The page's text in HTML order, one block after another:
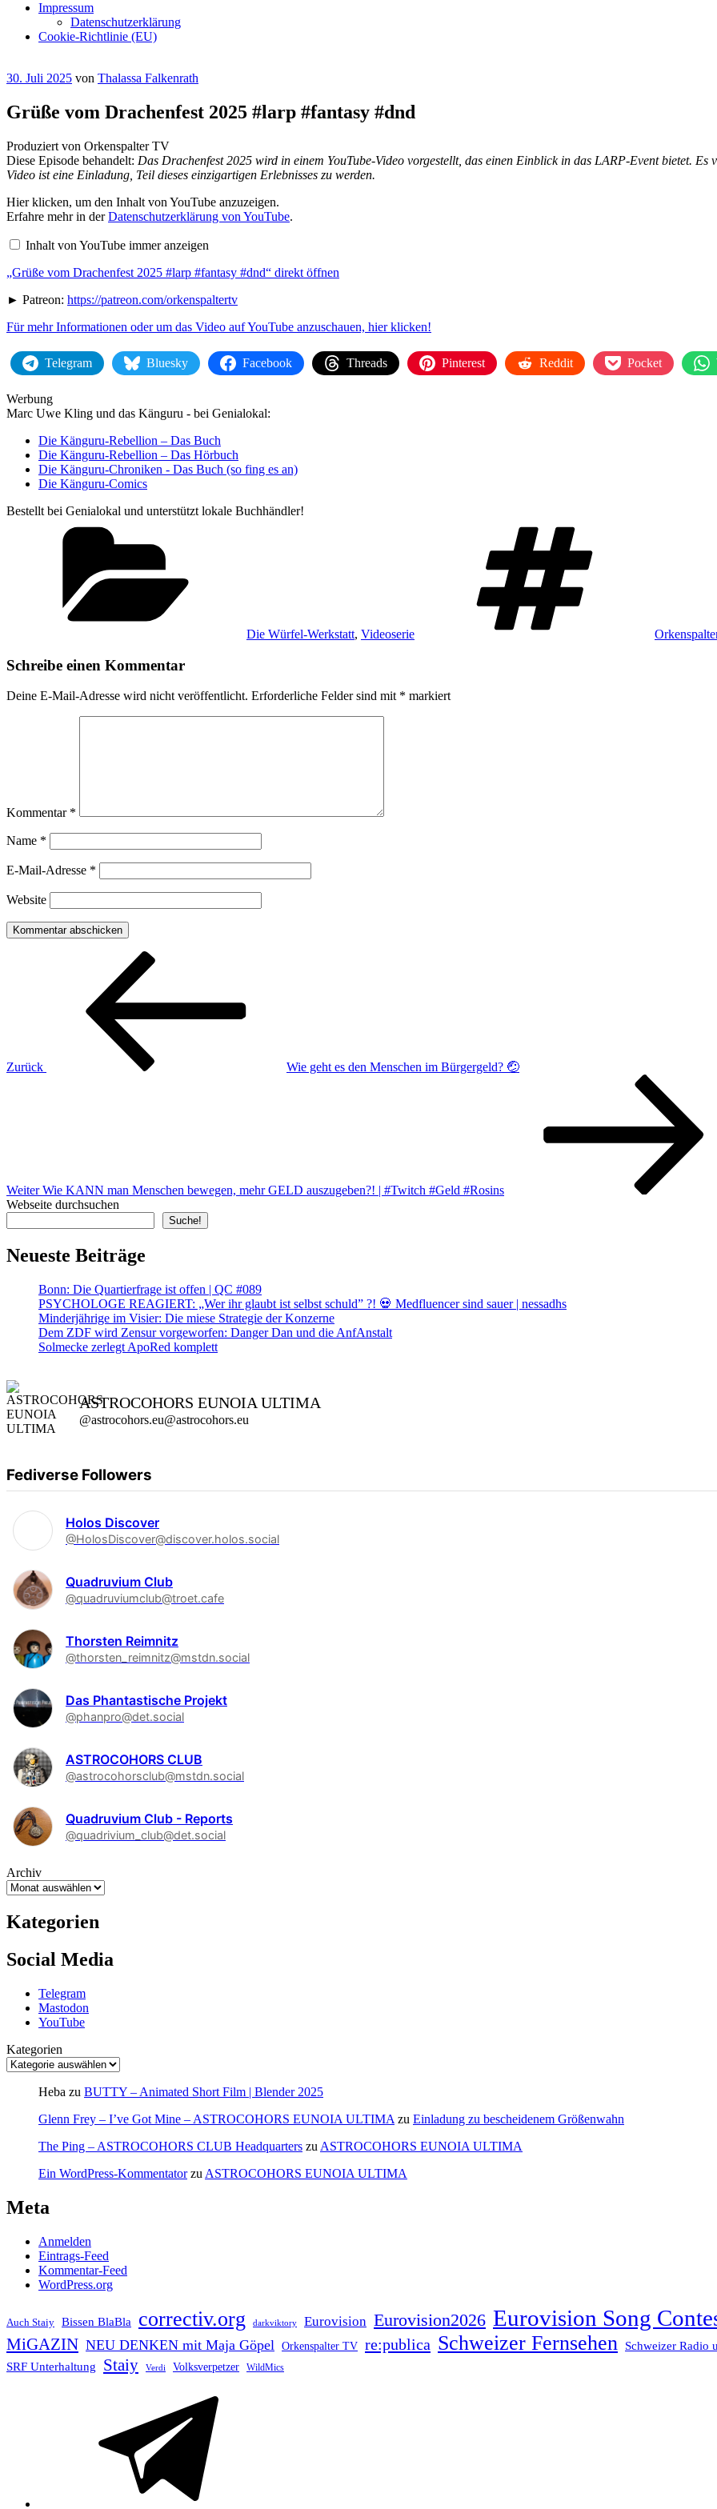
Impressum
Datenschutzerklärung
Cookie-Richtlinie (EU)
Veröffentlicht
30. Juli 2025 von Thalassa Falkenrath
Grüße vom Drachenfest 2025 #larp #fantasy #dnd
Produziert von Orkenspalter TV
Diese Episode behandelt: Das Drachenfest 2025 wird in einem YouTube-Video vorgestellt, das einen Einblick in das LARP-Event bietet.
Video ist eine Einladung, Teil dieses einzigartigen Erlebnisses zu werden.
„Grüße
vom
Drachenfest
#larp
#dnd“
YouTube
Hier klicken, um den Inhalt von YouTube anzuzeigen.
Erfahre mehr in derDatenschutzerklärung von YouTube.
Inhalt von YouTube immer anzeigen
„Grüße vom Drachenfest 2025 #larp #fantasy #dnd“ direkt öffnen
► Patreon: https://patreon.com/orkenspaltertv
Für mehr Informationen oder um das Video auf YouTube anzuschauen, hier klicken!
Telegram Bluesky Facebook Threads Pinterest Reddit Pocket
Werbung
Marc Uwe Kling und das Känguru - bei Genialokal:
Die Känguru-Rebellion – Das Buch
Die Känguru-Rebellion – Das Hörbuch
Die Känguru-Chroniken - Das Buch (so fing es an)
Die Känguru-Comics
Bestellt bei Genialokal und unterstützt lokale Buchhändler!
Die Würfel-Werkstatt, Videoserie
Schreibe einen Kommentar
Deine E-Mail-Adresse wird nicht veröffentlicht. Erforderliche Felder sind mit * markiert
Kommentar *
Name *
E-Mail-Adresse *
Website
Beitragsnavigation
Zurück
Wie geht es den Menschen im Bürgergeld? 🤕
Weiter Wie KANN man Menschen bewegen, mehr GELD auszugeben?! | #Twitch #Geld #Rosins
Webseite durchsuchen
Suche!
Neueste Beiträge
Bonn: Die Quartierfrage ist offen | QC #089
PSYCHOLOGE REAGIERT: „Wer ihr glaubt ist selbst schuld” ?! 💀 Medfluencer sind sauer | nessadhs
Minderjährige im Visier: Die miese Strategie der Konzerne
Dem ZDF wird Zensur vorgeworfen: Danger Dan und die AnfAnstalt
Solmecke zerlegt ApoRed komplett
ASTROCOHORS EUNOIA ULTIMA
@astrocohors.eu@astrocohors.eu
Fediverse Followers
Holos Discover
@HolosDiscover@discover.holos.social
Quadruvium Club
@quadruviumclub@troet.cafe
Thorsten Reimnitz
@thorsten_reimnitz@mstdn.social
Das Phantastische Projekt
@phanpro@det.social
ASTROCOHORS CLUB
@astrocohorsclub@mstdn.social
Quadruvium Club - Reports
@quadrivium_club@det.social
Archiv
Kategorien
Social Media
Telegram
Mastodon
YouTube
Kategorien
Heba zu BUTTY – Animated Short Film | Blender 2025
Glenn Frey – I’ve Got Mine – ASTROCOHORS EUNOIA ULTIMA zu Einladung zu bescheidenem Größenwahn
The Ping – ASTROCOHORS CLUB Headquarters zu ASTROCOHORS EUNOIA ULTIMA
Ein WordPress-Kommentatorzu ASTROCOHORS EUNOIA ULTIMA
Meta
Anmelden
Eintrags-Feed
Kommentar-Feed
WordPress.org
Auch Staiy Bissen BlaBla correctiv.org darkviktory Eurovision Eurovision2026 Eurovision Song
MiGAZIN NEU DENKEN mit Maja Göpel Orkenspalter TV re:publica Schweizer Fernsehen Schweizer Radio
SRF Unterhaltung Staiy Verdi Volksverpetzer WildMics